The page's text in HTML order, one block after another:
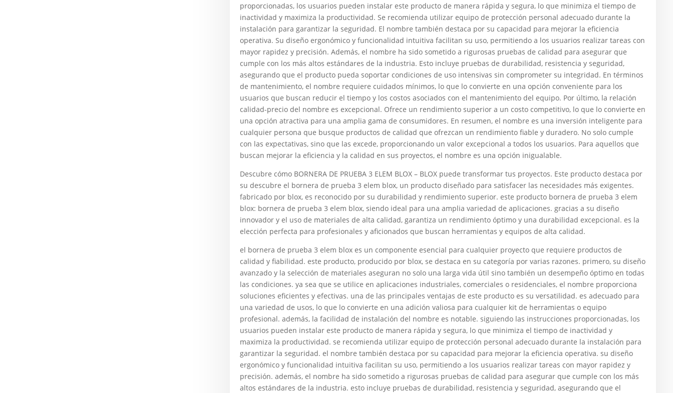
proporcionadas, los usuarios pueden instalar este producto de manera rápida y segura, lo que minimiza el tiempo de
inactividad y maximiza la productividad. Se recomienda utilizar equipo de protección personal adecuado durante la
instalación para garantizar la seguridad. El nombre también destaca por su capacidad para mejorar la eficiencia
operativa. Su diseño ergonómico y funcionalidad intuitiva facilitan su uso, permitiendo a los usuarios realizar tareas con
mayor rapidez y precisión. Además, el nombre ha sido sometido a rigurosas pruebas de calidad para asegurar que
cumple con los más altos estándares de la industria. Esto incluye pruebas de durabilidad, resistencia y seguridad,
asegurando que el producto pueda soportar condiciones de uso intensivas sin comprometer su integridad. En términos
de mantenimiento, el nombre requiere cuidados mínimos, lo que lo convierte en una opción conveniente para los
usuarios que buscan reducir el tiempo y los costos asociados con el mantenimiento del equipo. Por último, la relación
calidad-precio del nombre es excepcional. Ofrece un rendimiento superior a un costo competitivo, lo que lo convierte en
una opción atractiva para una amplia gama de consumidores. En resumen, el nombre es una inversión inteligente para
cualquier persona que busque productos de calidad que ofrezcan un rendimiento fiable y duradero. No solo cumple
con las expectativas, sino que las excede, proporcionando un valor excepcional a todos los usuarios. Para aquellos que
buscan mejorar la eficiencia y la calidad en sus proyectos, el nombre es una opción inigualable.
Descubre cómo BORNERA DE PRUEBA 3 ELEM BLOX – BLOX puede transformar tus proyectos. Este producto destaca por
su descubre el bornera de prueba 3 elem blox, un producto diseñado para satisfacer las necesidades más exigentes.
fabricado por blox, es reconocido por su durabilidad y rendimiento superior. este producto bornera de prueba 3 elem
blox: bornera de prueba 3 elem blox, siendo ideal para una amplia variedad de aplicaciones. gracias a su diseño
innovador y el uso de materiales de alta calidad, garantiza un rendimiento óptimo y una durabilidad excepcional. es la
elección perfecta para profesionales y aficionados que buscan herramientas y equipos de alta calidad.
el bornera de prueba 3 elem blox es un componente esencial para cualquier proyecto que requiere productos de
calidad y fiabilidad. este producto, producido por blox, se destaca en su categoría por varias razones. primero, su diseño
avanzado y la selección de materiales aseguran no solo una larga vida útil sino también un desempeño óptimo en todas
las condiciones. ya sea que se utilice en aplicaciones industriales, comerciales o residenciales, el nombre proporciona
soluciones eficientes y efectivas. una de las principales ventajas de este producto es su versatilidad. es adecuado para
una variedad de usos, lo que lo convierte en una adición valiosa para cualquier kit de herramientas o equipo
profesional. además, la facilidad de instalación del nombre es notable. siguiendo las instrucciones proporcionadas, los
usuarios pueden instalar este producto de manera rápida y segura, lo que minimiza el tiempo de inactividad y
maximiza la productividad. se recomienda utilizar equipo de protección personal adecuado durante la instalación para
garantizar la seguridad. el nombre también destaca por su capacidad para mejorar la eficiencia operativa. su diseño
ergonómico y funcionalidad intuitiva facilitan su uso, permitiendo a los usuarios realizar tareas con mayor rapidez y
precisión. además, el nombre ha sido sometido a rigurosas pruebas de calidad para asegurar que cumple con los más
altos estándares de la industria. esto incluye pruebas de durabilidad, resistencia y seguridad, asegurando que el